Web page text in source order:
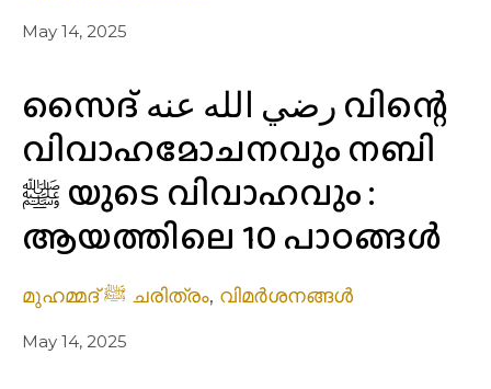
May 14, 2025
സൈദ് رضي الله عنه വിന്റെ
വിവാഹമോചനവും നബി
ﷺ യുടെ വിവാഹവും :
ആയത്തിലെ 10 പാഠങ്ങൾ
മുഹമ്മദ് ﷺ ചരിത്രം, വിമർശനങ്ങൾ
May 14, 2025